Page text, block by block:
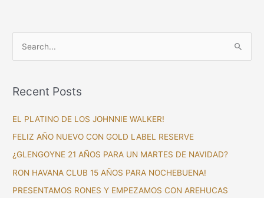
r
o
r
:
Recent Posts
EL PLATINO DE LOS JOHNNIE WALKER!
FELIZ AÑO NUEVO CON GOLD LABEL RESERVE
¿GLENGOYNE 21 AÑOS PARA UN MARTES DE NAVIDAD?
RON HAVANA CLUB 15 AÑOS PARA NOCHEBUENA!
PRESENTAMOS RONES Y EMPEZAMOS CON AREHUCAS